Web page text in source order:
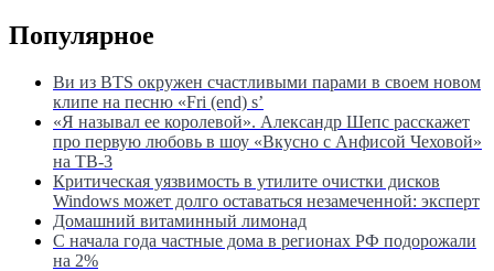
Популярное
Ви из BTS окружен счастливыми парами в своем новом
клипе на песню «Fri (end) s’
«Я называл ее королевой». Александр Шепс расскажет
про первую любовь в шоу «Вкусно с Анфисой Чеховой»
на ТВ-3
Критическая уязвимость в утилите очистки дисков
Windows может долго оставаться незамеченной: эксперт
Домашний витаминный лимонад
С начала года частные дома в регионах РФ подорожали
на 2%